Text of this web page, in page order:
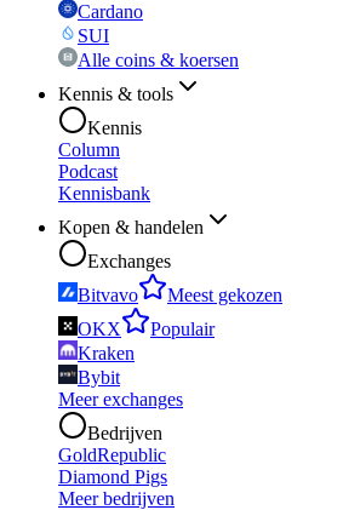
Cardano
SUI
Alle coins & koersen
Kennis & tools
Kennis
Column
Podcast
Kennisbank
Kopen & handelen
Exchanges
Bitvavo
Meest gekozen
OKX
Populair
Kraken
Bybit
Meer exchanges
Bedrijven
GoldRepublic
Diamond Pigs
Meer bedrijven